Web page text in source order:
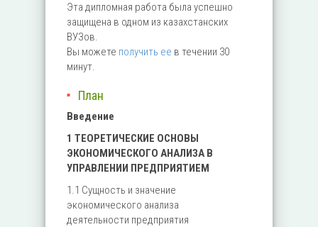
Эта дипломная работа была успешно
защищена в одном из казахстанских
ВУЗов.
Вы можете получить ее в течении 30
минут.
План
Введение
1 ТЕОРЕТИЧЕСКИЕ ОСНОВЫ
ЭКОНОМИЧЕСКОГО АНАЛИЗА В
УПРАВЛЕНИИ ПРЕДПРИЯТИЕМ
1.1 Сущность и значение
экономического анализа
деятельности предприятия